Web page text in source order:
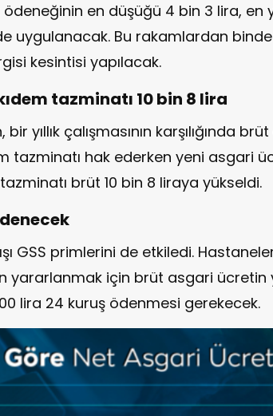
en düşüğü 4 bin 3 lira, en
uygulanacak. Bu rakamlardan
kesintisi yapılacak.
tazminatı 10 bin 8 lira
yıllık çalışmasının karşılığında
tazminatı hak ederken yeni asgari
tazminatı brüt 10 bin 8 liraya yükseldi.
GSS primlerini de etkiledi.
yararlanmak için brüt asgari ücretin
lira 24 kuruş ödenmesi gerekecek.